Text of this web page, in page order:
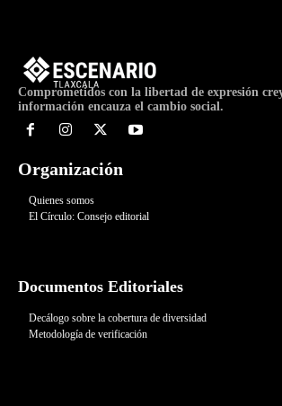
Comprometidos con la libertad de expresión
información encauza el cambio social.
Organización
Quienes somos
El Círculo: Consejo editorial
Documentos Editoriales
Decálogo sobre la cobertura de diversidad
Metodología de verificación